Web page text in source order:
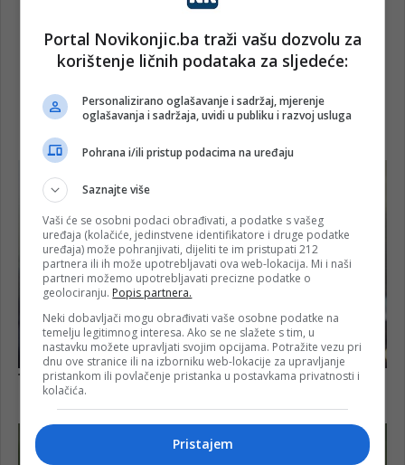
Portal Novikonjic.ba traži vašu dozvolu za
korištenje ličnih podataka za sljedeće:
Personalizirano oglašavanje i sadržaj, mjerenje
oglašavanja i sadržaja, uvidi u publiku i razvoj usluga
Pohrana i/ili pristup podacima na uređaju
Saznajte više
Vaši će se osobni podaci obrađivati, a podatke s vašeg
uređaja (kolačiće, jedinstvene identifikatore i druge podatke
uređaja) može pohranjivati, dijeliti te im pristupati 212
partnera ili ih može upotrebljavati ova web-lokacija. Mi i naši
partneri možemo upotrebljavati precizne podatke o
geolociranju. Popis partnera.
Neki dobavljači mogu obrađivati vaše osobne podatke na
temelju legitimnog interesa. Ako se ne slažete s tim, u
nastavku možete upravljati svojim opcijama. Potražite vezu pri
dnu ove stranice ili na izborniku web-lokacije za upravljanje
pristankom ili povlačenje pristanka u postavkama privatnosti i
kolačića.
Pristajem